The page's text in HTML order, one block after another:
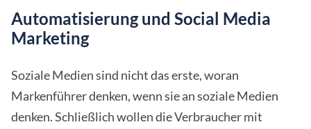
Automatisierung und Social Media
Marketing
Soziale Medien sind nicht das erste, woran
Markenführer denken, wenn sie an soziale Medien
denken. Schließlich wollen die Verbraucher mit